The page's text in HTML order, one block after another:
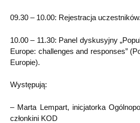
09.30 – 10.00: Rejestracja uczestników.
10.00 – 11.30: Panel dyskusyjny
Europe: challenges and responses”
Europie).
Występują:
– Marta Lempart, inicjatorka
członkini KOD